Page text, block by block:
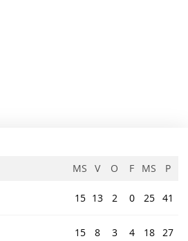
MS V O F MS P
15 13 2 0 25 41
15 8 3 4 18 27